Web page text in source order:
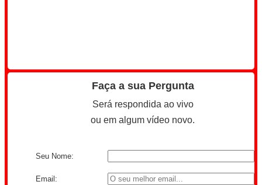
Faça a sua Pergunta
Será respondida ao vivo
ou em algum vídeo novo.
Seu Nome:
Email: